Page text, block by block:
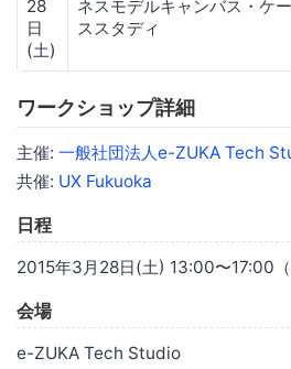
28
日
(土)
ネスモデルキャンバス・ケー
ススタディ
ワークショップ詳細
主催: 一般社団法人e-ZUKA Tech
共催: UX Fukuoka
日程
2015年3月28日(土) 13:00〜17:00（
会場
e-ZUKA Tech Studio